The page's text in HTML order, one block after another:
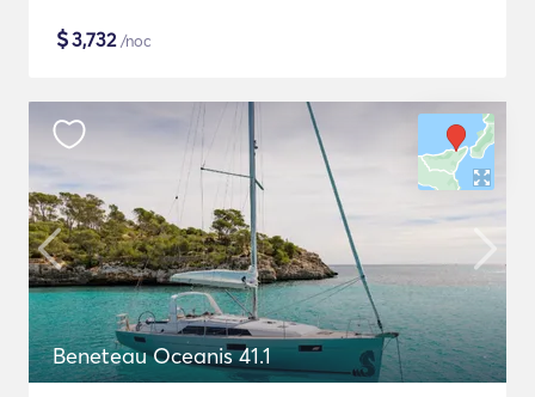
$3,732/noc
Beneteau Oceanis 41.1